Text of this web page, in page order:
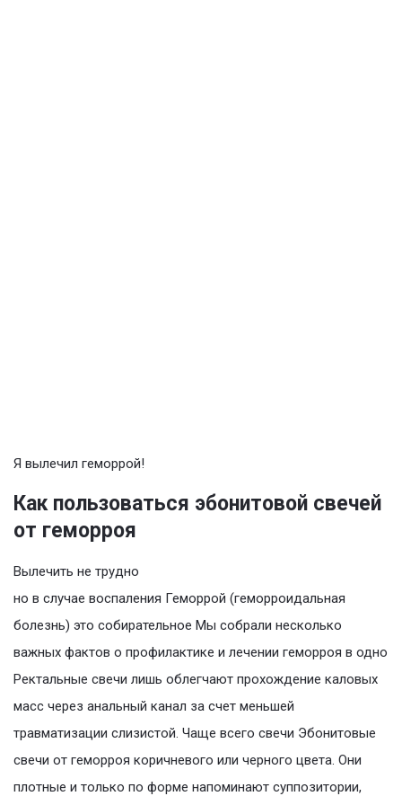
Я вылечил геморрой!
Как пользоваться эбонитовой свечей
от геморроя
Вылечить не трудно
но в случае воспаления Геморрой (геморроидальная
болезнь) это собирательное Мы собрали несколько
важных фактов о профилактике и лечении геморроя в одно
Ректальные свечи лишь облегчают прохождение каловых
масс через анальный канал за счет меньшей
травматизации слизистой. Чаще всего свечи Эбонитовые
свечи от геморроя коричневого или черного цвета. Они
плотные и только по форме напоминают суппозитории,